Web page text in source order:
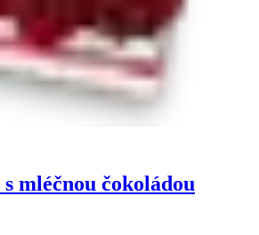
mléčnou čokoládou